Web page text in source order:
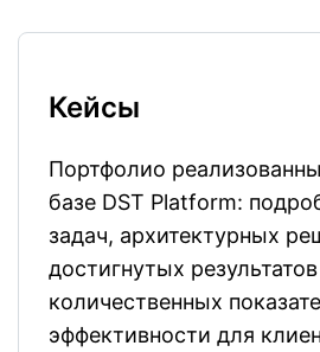
Кейсы
Портфолио
базе DST Platform:
задач, архитектурных
достигнутых
количественных
эффективности для